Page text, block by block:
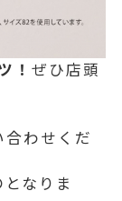
！ぜひ店頭
わせくだ
なりま